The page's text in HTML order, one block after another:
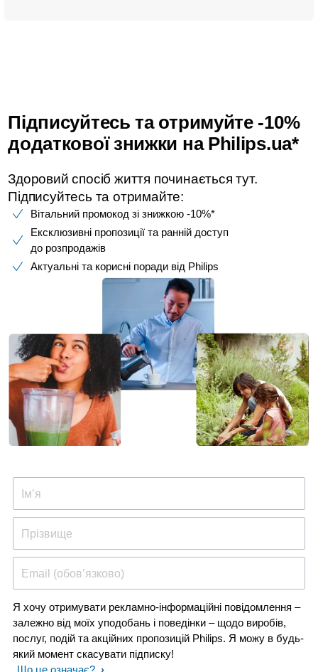
Підписуйтесь та отримуйте -10%
додаткової знижки на Philips.ua*
Здоровий спосіб життя починається тут.
Підписуйтесь та отримайте:​
Вітальний промокод зі знижкою -10%*​
Ексклюзивні пропозиції та ранній доступ
до розпродажів​
Актуальні та корисні поради від Philips​
Ім’я
Прізвище
Email (обов’язково)
Я хочу отримувати рекламно-інформаційні повідомлення –
залежно від моїх уподобань і поведінки – щодо виробів,
послуг, подій та акційних пропозицій Philips. Я можу в будь-
який момент скасувати підписку!